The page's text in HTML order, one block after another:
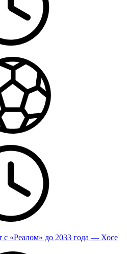
с «Реалом» до 2033 года — Хосе